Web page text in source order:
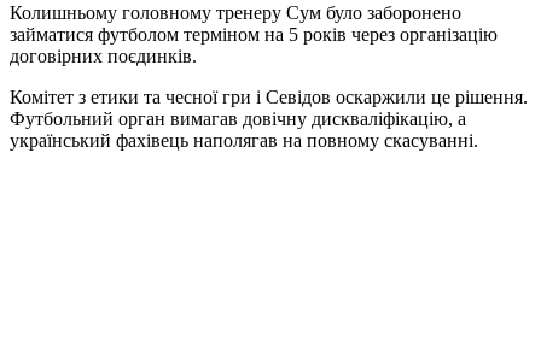
Колишньому головному тренеру Сум було заборонено
займатися футболом терміном на 5 років через організацію
договірних поєдинків.
Комітет з етики та чесної гри і Севідов оскаржили це рішення.
Футбольний орган вимагав довічну дискваліфікацію, а
український фахівець наполягав на повному скасуванні.